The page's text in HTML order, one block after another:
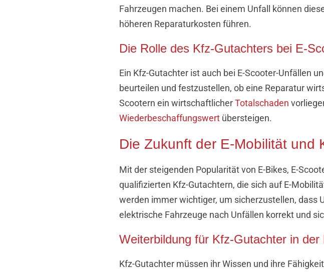
Fahrzeugen machen. Bei einem Unfall können
höheren Reparaturkosten führen.
Die Rolle des Kfz-Gutachters bei E-
Ein Kfz-Gutachter ist auch bei E-Scooter-Unfällen
beurteilen und festzustellen, ob eine Reparatur
Scootern ein wirtschaftlicherTotalschaden
Wiederbeschaffungswert übersteigen.
Die Zukunft der E-Mobilität und
Mit der steigenden Popularität von E-Bikes, E-
qualifizierten Kfz-Gutachtern, die sich auf E-
werden immer wichtiger, um sicherzustellen,
elektrische Fahrzeuge nach Unfällen korrekt und
Weiterbildung für Kfz-Gutachter in der
Kfz-Gutachter müssen ihr Wissen und ihre